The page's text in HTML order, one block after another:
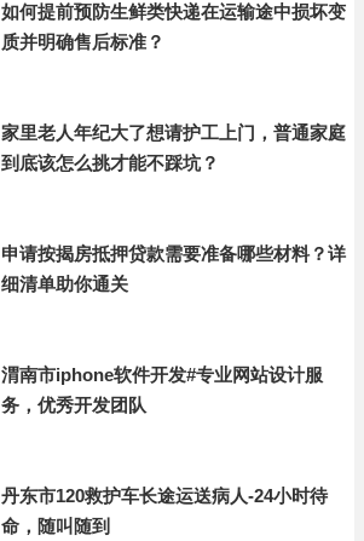
如何提前预防生鲜类快递在运输途中损坏变
质并明确售后标准？
家里老人年纪大了想请护工上门，普通家庭
到底该怎么挑才能不踩坑？
申请按揭房抵押贷款需要准备哪些材料？详
细清单助你通关
渭南市iphone软件开发#专业网站设计服
务，优秀开发团队
丹东市120救护车长途运送病人-24小时待
命，随叫随到